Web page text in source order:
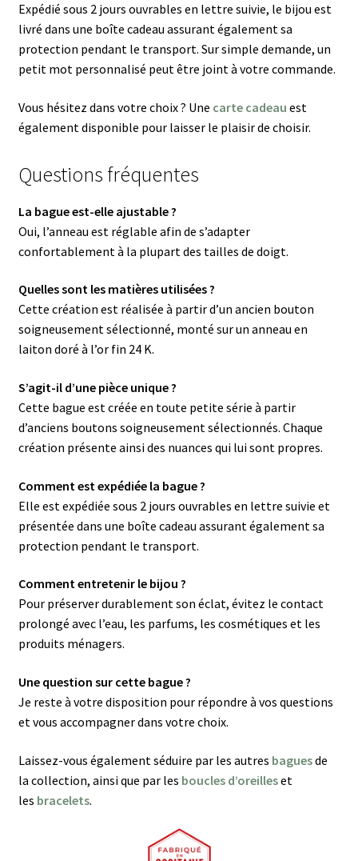
Expédié sous 2 jours ouvrables en lettre suivie, le bijou est
livré dans une boîte cadeau assurant également sa
protection pendant le transport. Sur simple demande, un
petit mot personnalisé peut être joint à votre commande.
Vous hésitez dans votre choix ? Une carte cadeau est
également disponible pour laisser le plaisir de choisir.
Questions fréquentes
La bague est-elle ajustable ?
Oui, l’anneau est réglable afin de s’adapter
confortablement à la plupart des tailles de doigt.
Quelles sont les matières utilisées ?
Cette création est réalisée à partir d’un ancien bouton
soigneusement sélectionné, monté sur un anneau en
laiton doré à l’or fin 24 K.
S’agit-il d’une pièce unique ?
Cette bague est créée en toute petite série à partir
d’anciens boutons soigneusement sélectionnés. Chaque
création présente ainsi des nuances qui lui sont propres.
Comment est expédiée la bague ?
Elle est expédiée sous 2 jours ouvrables en lettre suivie et
présentée dans une boîte cadeau assurant également sa
protection pendant le transport.
Comment entretenir le bijou ?
Pour préserver durablement son éclat, évitez le contact
prolongé avec l’eau, les parfums, les cosmétiques et les
produits ménagers.
Une question sur cette bague ?
Je reste à votre disposition pour répondre à vos questions
et vous accompagner dans votre choix.
Laissez-vous également séduire par les autres baguesde
la collection, ainsi que par les boucles d’oreilleset
les bracelets.